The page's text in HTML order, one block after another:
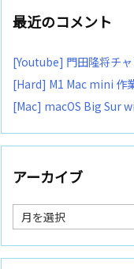
最近のコメント
[Youtube] 門田隆将チ
[Hard] M1 Mac mini 作
[Mac] macOS Big Sur
アーカイブ
ア
ー
カ
イ